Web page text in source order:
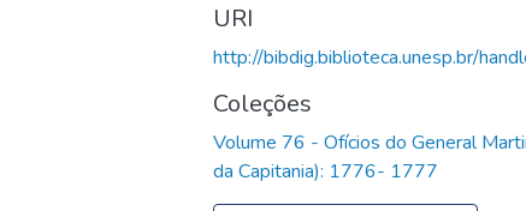
URI
http://bibdig.biblioteca.unesp.br/
Coleções
Volume 76 - Ofícios do General
da Capitania): 1776- 1777